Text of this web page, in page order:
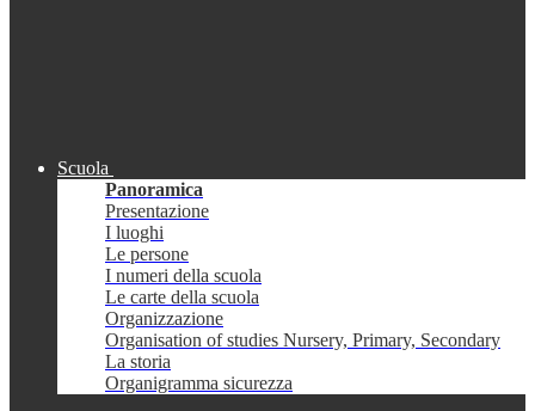
Scuola
Panoramica
Presentazione
I luoghi
Le persone
I numeri della scuola
Le carte della scuola
Organizzazione
Organisation of studies Nursery, Primary, Secondary
La storia
Organigramma sicurezza